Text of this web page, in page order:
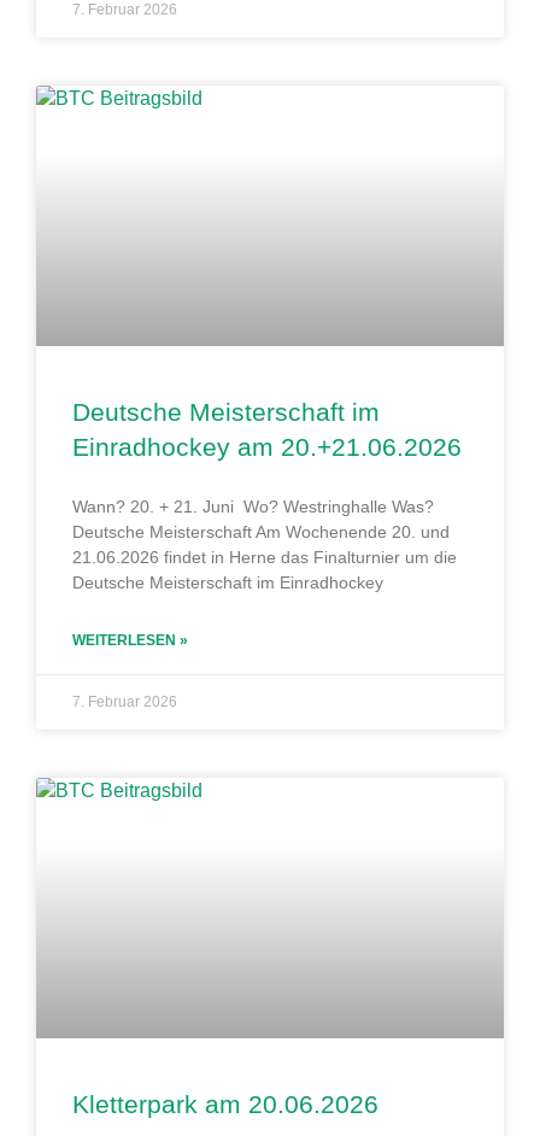
7. Februar 2026
Deutsche Meisterschaft im
Einradhockey am 20.+21.06.2026
Wann? 20. + 21. Juni Wo? Westringhalle Was?
Deutsche Meisterschaft Am Wochenende 20. und
21.06.2026 findet in Herne das Finalturnier um die
Deutsche Meisterschaft im Einradhockey
WEITERLESEN »
7. Februar 2026
Kletterpark am 20.06.2026